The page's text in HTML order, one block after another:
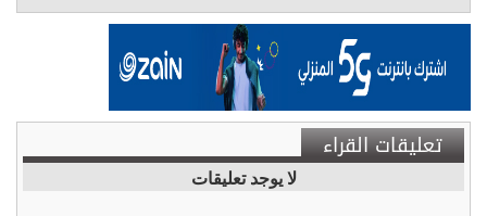
تعليقات القراء
لا يوجد تعليقات